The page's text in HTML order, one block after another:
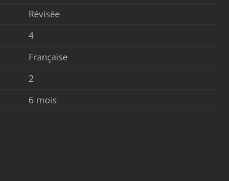
Révisée
4
Française
2
6 mois